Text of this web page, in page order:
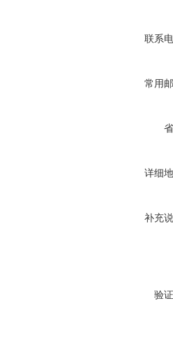
联系
常用
详细
补充
验